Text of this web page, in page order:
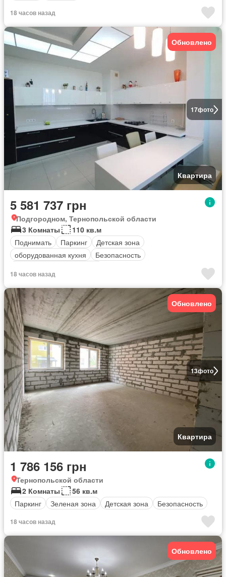
18 часов назад
17фото
Обновлено
Квартира
5 581 737 грн
Подгородном, Тернопольской области
3 Комнаты
110 кв.м
Поднимать
Паркинг
Детская зона
оборудованная кухня
Безопасность
18 часов назад
13фото
Обновлено
Квартира
1 786 156 грн
Тернопольской области
2 Комнаты
56 кв.м
Паркинг
Зеленая зона Детская зона Безопасность
18 часов назад
Обновлено